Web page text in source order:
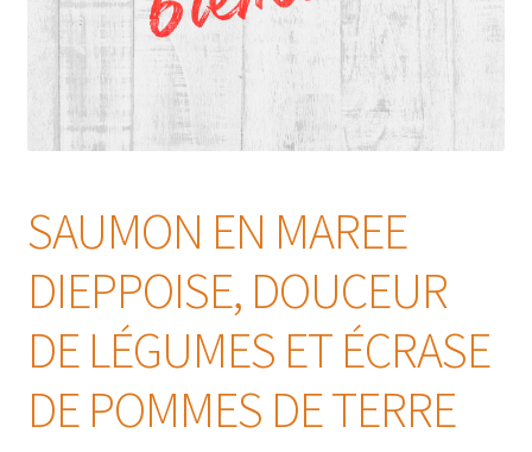
SAUMON EN MAREE
DIEPPOISE, DOUCEUR
DE LÉGUMES ET ÉCRASE
DE POMMES DE TERRE